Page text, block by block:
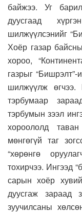
байжээ. Уг
дуусгаад
шилжүүлсэнийг
Хоёр газар
хороо,
газрыг
шилжүүлж өгчээ.
тэрбумаар
тэрбумын зээл
хороололд
мөнгөгүй таг
“хөрөнгө
тохирчээ. Ингээд
сарын хоёр
дуусгаж зараад
зуучилсаны